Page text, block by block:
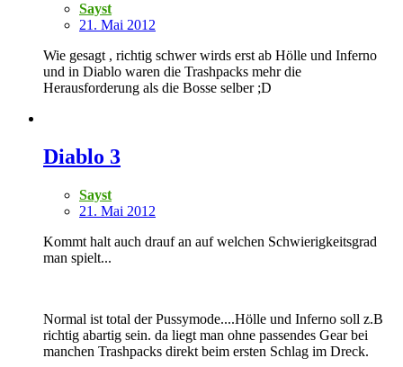
Sayst
21. Mai 2012
Wie gesagt , richtig schwer wirds erst ab Hölle und Inferno
und in Diablo waren die Trashpacks mehr die
Herausforderung als die Bosse selber ;D
Diablo 3
Sayst
21. Mai 2012
Kommt halt auch drauf an auf welchen Schwierigkeitsgrad
man spielt...
Normal ist total der Pussymode....Hölle und Inferno soll z.B
richtig abartig sein. da liegt man ohne passendes Gear bei
manchen Trashpacks direkt beim ersten Schlag im Dreck.